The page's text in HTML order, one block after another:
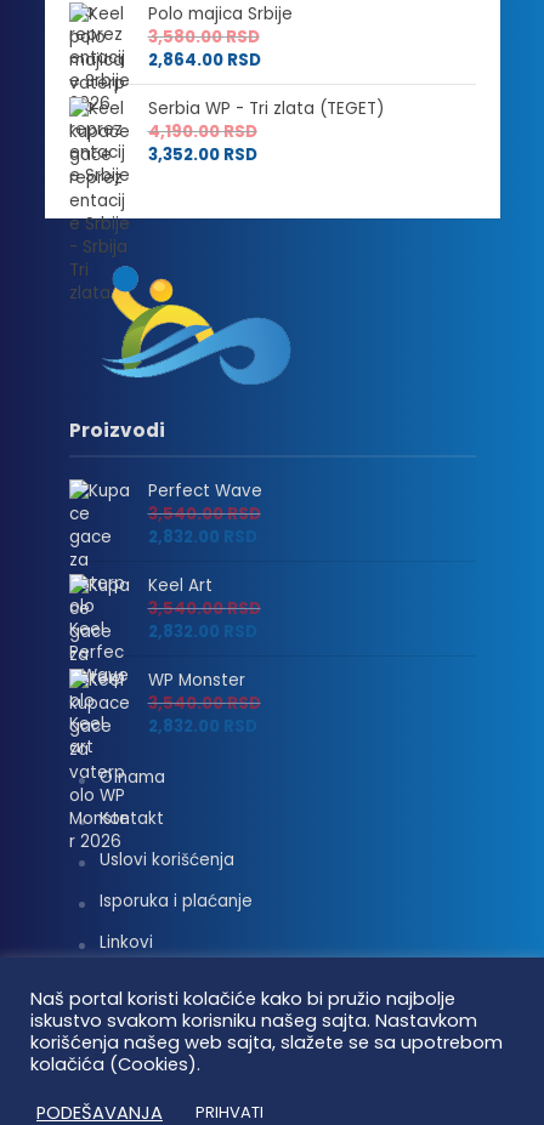
Polo majica Srbije
3,580.00RSD
2,864.00 RSD
Serbia WP - Tri zlata (TEGET)
4,190.00RSD
3,352.00 RSD
Proizvodi
Perfect Wave
3,540.00RSD
2,832.00 RSD
Keel Art
3,540.00RSD
2,832.00 RSD
WP Monster
3,540.00RSD
2,832.00 RSD
O nama
Kontakt
Uslovi korišćenja
Isporuka i plaćanje
Linkovi
Vaterpolo vesti © 2026. Sva prava zadržana.
Naš portal koristi kolačiće kako bi pružio najbolje
iskustvo svakom korisniku našeg sajta. Nastavkom
korišćenja našeg web sajta, slažete se sa upotrebom
kolačića (Cookies).
PODEŠAVANJA
PRIHVATI